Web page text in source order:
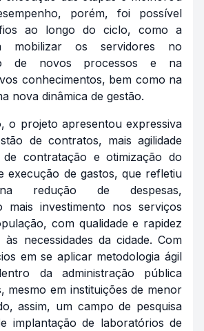
porém, foi possível
ao longo do ciclo, como a
mobilizar os servidores no
de novos processos e na
conhecimentos, bem como na
nova dinâmica de gestão.
o projeto apresentou expressiva
de contratos, mais agilidade
contratação e otimização do
execução de gastos, que refletiu
na redução de despesas,
mais investimento nos serviços
com qualidade e rapidez
às necessidades da cidade. Com
em se aplicar metodologia ágil
da administração pública
mesmo em instituições de menor
assim, um campo de pesquisa
implantação de laboratórios de